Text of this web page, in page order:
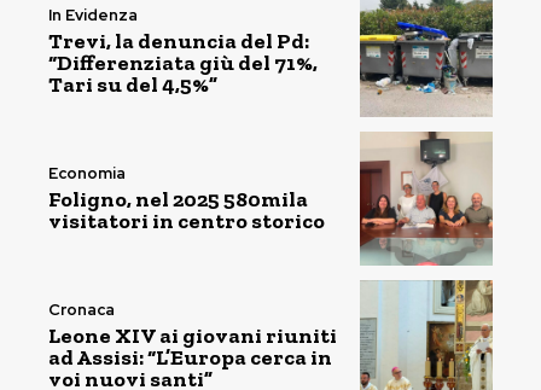
In Evidenza
Trevi, la denuncia del Pd:
“Differenziata giù del 71%,
Tari su del 4,5%”
Economia
Foligno, nel 2025 580mila
visitatori in centro storico
Cronaca
Leone XIV ai giovani riuniti
ad Assisi: “L’Europa cerca in
voi nuovi santi”